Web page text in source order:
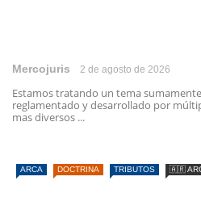
Mercojuris 2 de agosto de 2026
Estamos tratando un tema
reglamentado y desarrollado por
mas diversos ...
ARCA DOCTRINA TRIBUTOS 🇦🇷